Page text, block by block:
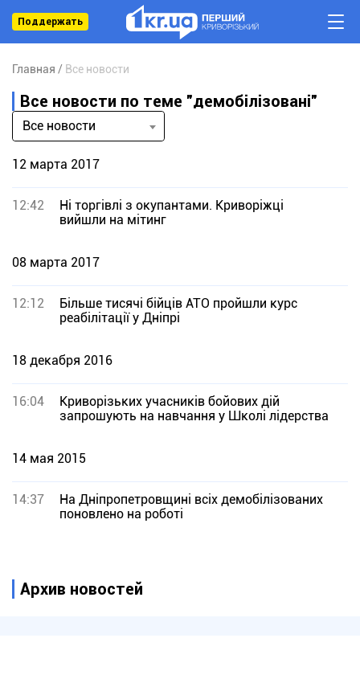
Поддержать
Главная Все новости
Все новости по теме "демобілізовані"
Все новости
12 марта 2017
12:42
Ні торгівлі з окупантами. Криворіжці
вийшли на мітинг
08 марта 2017
12:12
Більше тисячі бійців АТО пройшли курс
реабілітації у Дніпрі
18 декабря 2016
16:04
Криворізьких учасників бойових дій
запрошують на навчання у Школі лідерства
14 мая 2015
14:37
На Дніпропетровщині всіх демобілізованих
поновлено на роботі
Архив новостей